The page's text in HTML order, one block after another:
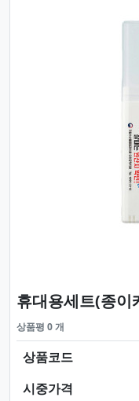
휴대용세트(종이
상품평 0 개
상품코드
시중가격